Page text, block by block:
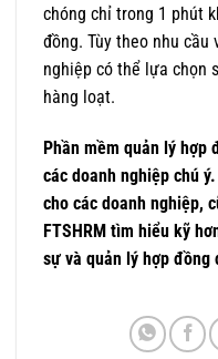
chóng chỉ trong 1 phút
đồng. Tùy theo nhu cầu
nghiệp có thể lựa chọn
hàng loạt.
Phần mềm quản lý
các doanh nghiệp chú
cho các doanh nghiệp,
FTSHRM tìm hiểu kỹ
sự và quản lý hợp đồng